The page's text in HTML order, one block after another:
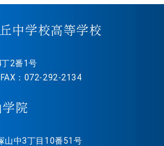
中学校高等学校
2番1号
：072-292-2134
院
山中3丁目10番51号